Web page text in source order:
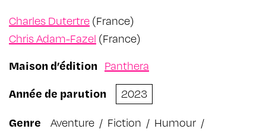
Charles Dutertre (France)
Chris Adam-Fazel (France)
Maison d’édition Panthera
Année de parution
2023
Genre
Aventure / Fiction / Humour /